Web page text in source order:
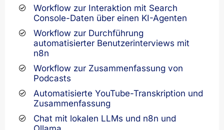
Workflow zur Interaktion mit Search
Console-Daten über einen KI-Agenten
Workflow zur Durchführung
automatisierter Benutzerinterviews mit
n8n
Workflow zur Zusammenfassung von
Podcasts
Automatisierte YouTube-Transkription und
Zusammenfassung
Chat mit lokalen LLMs und n8n und